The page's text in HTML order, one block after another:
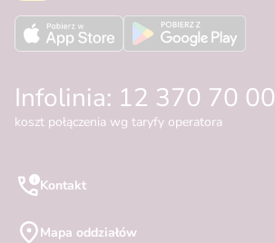
Infolinia: 12 370 70 00
koszt połączenia wg taryfy operatora
Kontakt
Mapa oddziałów